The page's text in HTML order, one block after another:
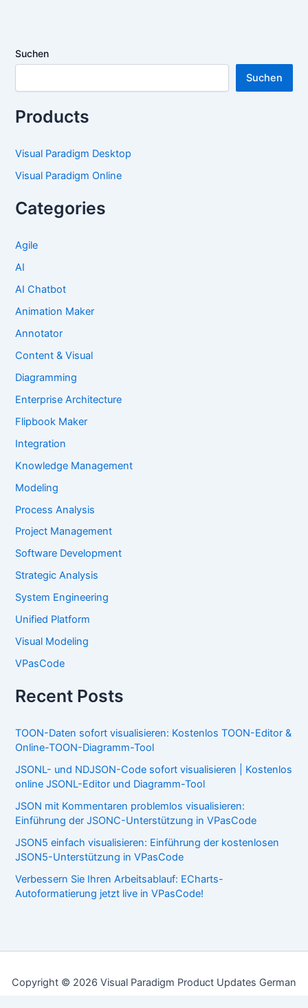
Suchen
Suchen
Products
Visual Paradigm Desktop
Visual Paradigm Online
Categories
Agile
AI
AI Chatbot
Animation Maker
Annotator
Content & Visual
Diagramming
Enterprise Architecture
Flipbook Maker
Integration
Knowledge Management
Modeling
Process Analysis
Project Management
Software Development
Strategic Analysis
System Engineering
Unified Platform
Visual Modeling
VPasCode
Recent Posts
TOON-Daten sofort visualisieren: Kostenlos TOON-Editor &
Online-TOON-Diagramm-Tool
JSONL- und NDJSON-Code sofort visualisieren | Kostenlos
online JSONL-Editor und Diagramm-Tool
JSON mit Kommentaren problemlos visualisieren:
Einführung der JSONC-Unterstützung in VPasCode
JSON5 einfach visualisieren: Einführung der kostenlosen
JSON5-Unterstützung in VPasCode
Verbessern Sie Ihren Arbeitsablauf: ECharts-
Autoformatierung jetzt live in VPasCode!
Copyright © 2026 Visual Paradigm Product Updates German